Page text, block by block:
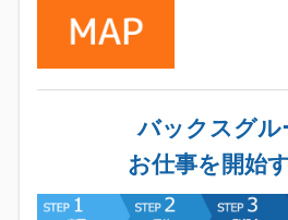
バックスグル
お仕事を開始